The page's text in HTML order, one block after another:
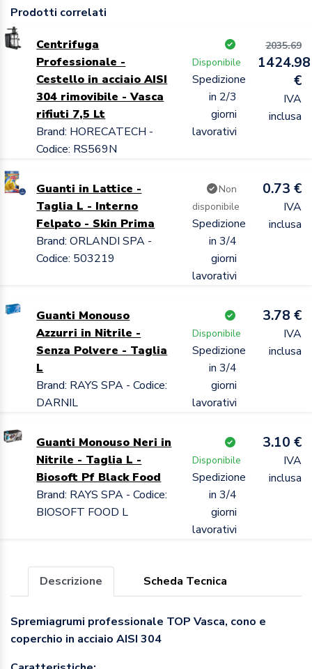
Prodotti correlati
Centrifuga
Professionale -
Cestello in acciaio AISI
304 rimovibile - Vasca
rifiuti 7,5 Lt
Brand: HORECATECH -
Codice: RS569N
Disponibile
Spedizione
in 2/3
giorni
lavorativi
2035.69
1424.98
€
IVA
inclusa
Guanti in Lattice -
Taglia L - Interno
Felpato - Skin Prima
Brand: ORLANDI SPA -
Codice: 503219
Non
disponibile
Spedizione
in 3/4
giorni
lavorativi
0.73 €
IVA
inclusa
Guanti Monouso
Azzurri in Nitrile -
Senza Polvere - Taglia
L
Brand: RAYS SPA - Codice:
DARNIL
Disponibile
Spedizione
in 3/4
giorni
lavorativi
3.78 €
IVA
inclusa
Guanti Monouso Neri in
Nitrile - Taglia L -
Biosoft Pf Black Food
Brand: RAYS SPA - Codice:
BIOSOFT FOOD L
Disponibile
Spedizione
in 3/4
giorni
lavorativi
3.10 €
IVA
inclusa
Descrizione Scheda Tecnica
Spremiagrumi professionale TOP Vasca, cono e
coperchio in acciaio AISI 304